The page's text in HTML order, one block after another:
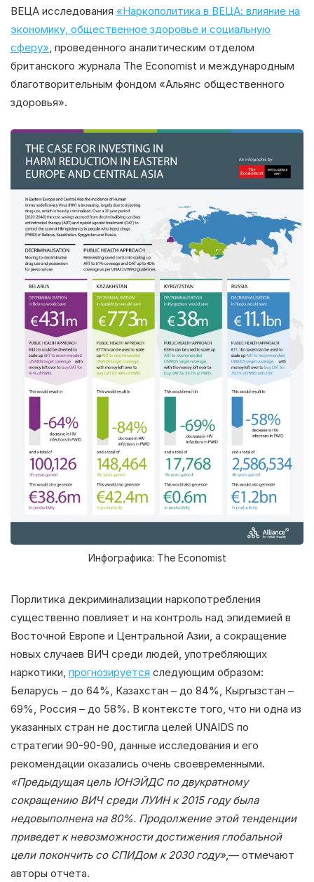
ВЕЦА исследования «Наркополитика в ВЕЦА: влияние на
экономику, общественное здоровье и социальную
сферу» , проведенного аналитическим отделом
британского журнала The Economist и международным
благотворительным фондом «Альянс общественного
здоровья».
Инфографика: The Economist
Порлитика декриминализации наркопотребления
существенно повлияет и на контроль над эпидемией в
Восточной Европе и Центральной Азии, а сокращение
новых случаев ВИЧ среди людей, употребляющих
наркотики, прогнозируется следующим образом:
Беларусь – до 64%, Казахстан – до 84%, Кыргызстан –
69%, Россия – до 58%. В контексте того, что ни одна из
указанных стран не достигла целей UNAIDS по
стратегии 90-90-90, данные исследования и его
рекомендации оказались очень своевременными.
«Предыдущая цель ЮНЭЙДС по двукратному
сокращению ВИЧ среди ЛУИН к 2015 году была
недовыполнена на 80%. Продолжение этой тенденции
приведет к невозможности достижения глобальной
цели покончить со СПИДом к 2030 году» ,— отмечают
авторы отчета.